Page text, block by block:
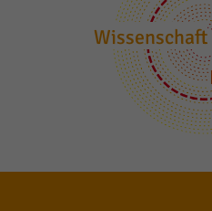
Wissenschaft